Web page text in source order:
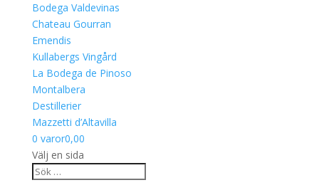
Bodega Valdevinas
Chateau Gourran
Emendis
Kullabergs Vingård
La Bodega de Pinoso
Montalbera
Destillerier
Mazzetti d’Altavilla
0 varor0,00
Välj en sida